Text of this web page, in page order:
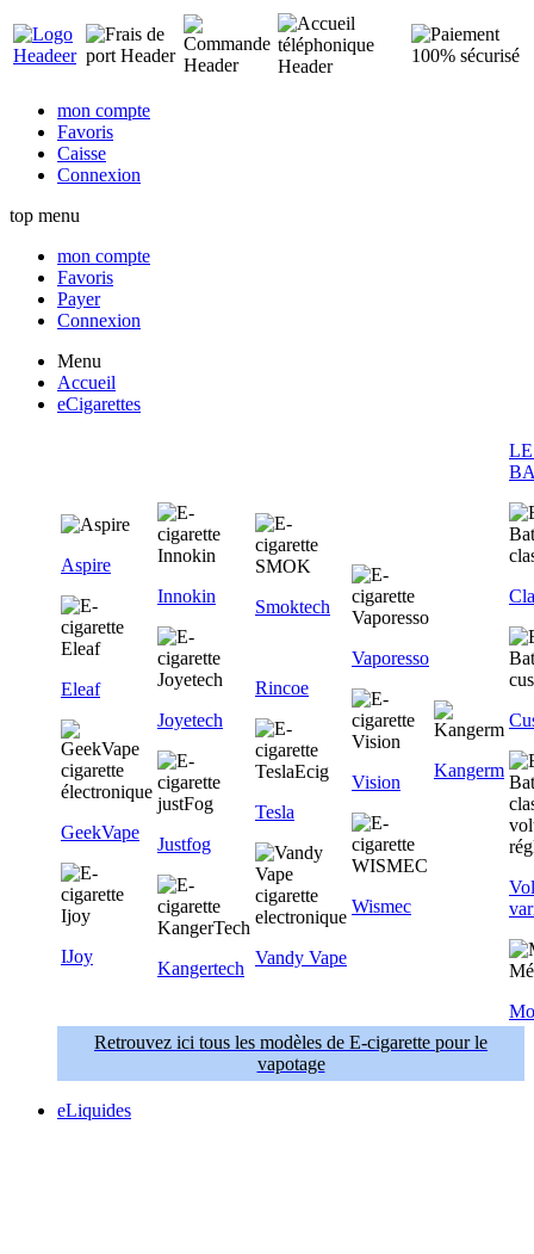
mon compte
Favoris
Caisse
Connexion
top menu
mon compte
Favoris
Payer
Connexion
Menu
Accueil
eCigarettes
Aspire
Eleaf
GeekVape
IJoy
Innokin
Joyetech
Justfog
Kangertech
Smoktech
Rincoe
Tesla
Vandy Vape
Vaporesso
Vision
Wismec
Kangerm
Retrouvez ici tous les modèles de E-cigarette pour le
vapotage
eLiquides